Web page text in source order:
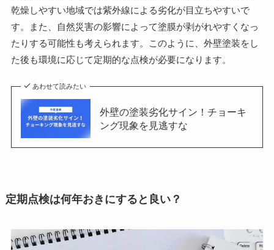
乾燥しやすい地域では紫外線による劣化が目立ちやすいで
す。また、自然災害の影響によって塗膜が剥がれやすくなっ
たりする可能性も考えられます。このように、外壁塗装をし
た後も環境に応じて定期的な点検が必要になります。
あわせて読みたい
外壁の塗装劣化サイン！チョーキ
ング現象を見逃すな
定期点検は何年おきにすると良い？